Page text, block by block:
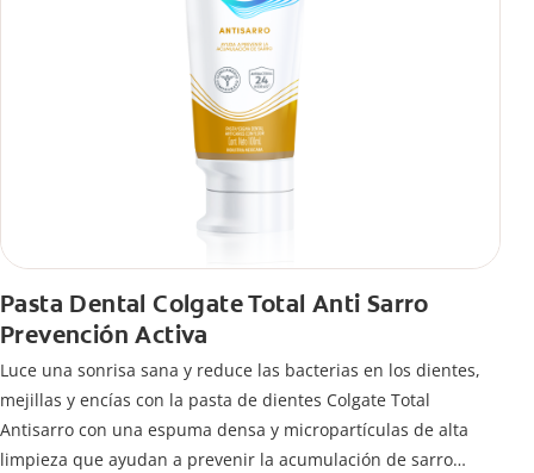
Pasta Dental Colgate Total Anti Sarro
Prevención Activa
Luce una sonrisa sana y reduce las bacterias en los dientes,
mejillas y encías con la pasta de dientes Colgate Total
Antisarro con una espuma densa y micropartículas de alta
limpieza que ayudan a prevenir la acumulación de sarro